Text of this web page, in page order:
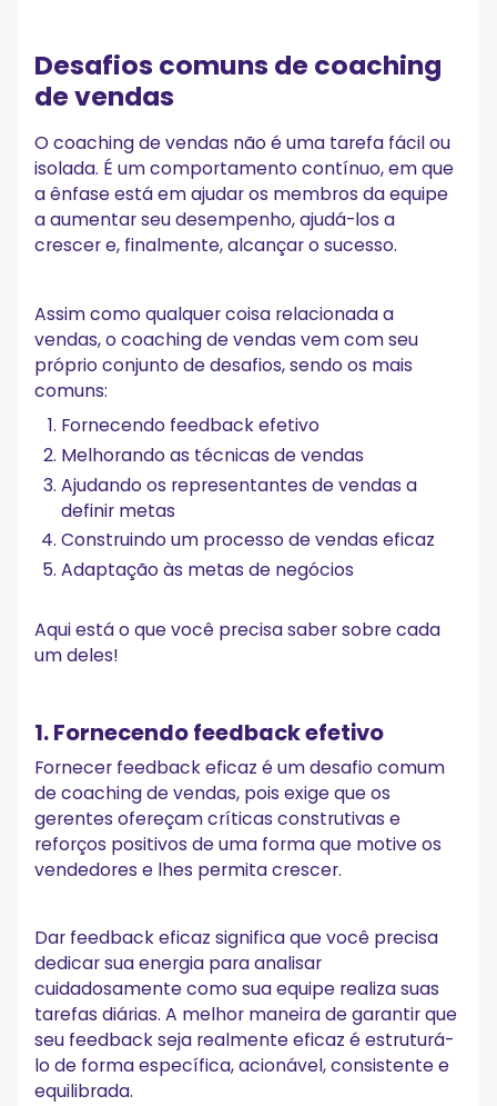
Desafios comuns de coaching
de vendas
O coaching de vendas não é uma tarefa fácil ou
isolada. É um comportamento contínuo, em que
a ênfase está em ajudar os membros da equipe
a aumentar seu desempenho, ajudá-los a
crescer e, finalmente, alcançar o sucesso.
Assim como qualquer coisa relacionada a
vendas, o coaching de vendas vem com seu
próprio conjunto de desafios, sendo os mais
comuns:
Fornecendo feedback efetivo
Melhorando as técnicas de vendas
Ajudando os representantes de vendas a
definir metas
Construindo um processo de vendas eficaz
Adaptação às metas de negócios
Aqui está o que você precisa saber sobre cada
um deles!
1. Fornecendo feedback efetivo
Fornecer feedback eficaz é um desafio comum
de coaching de vendas, pois exige que os
gerentes ofereçam críticas construtivas e
reforços positivos de uma forma que motive os
vendedores e lhes permita crescer.
Dar feedback eficaz significa que você precisa
dedicar sua energia para analisar
cuidadosamente como sua equipe realiza suas
tarefas diárias. A melhor maneira de garantir que
seu feedback seja realmente eficaz é estruturá-
lo de forma específica, acionável, consistente e
equilibrada.